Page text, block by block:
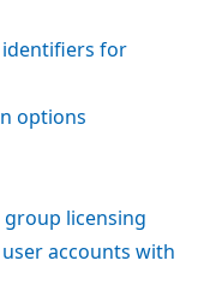
identifiers for
options
licensing
accounts with